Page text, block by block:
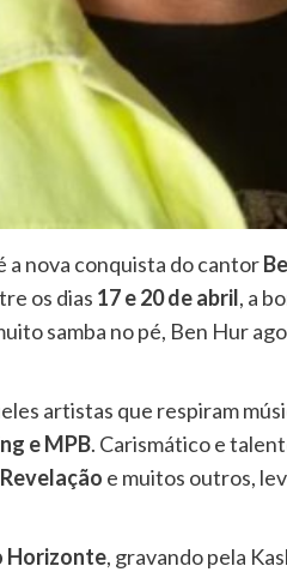
a nova conquista do cantor
os dias 17 e 20 de abril, a
samba no pé, Ben Hur
artistas que respiram
e MPB. Carismático e
e muitos outros,
Horizonte, gravando pela